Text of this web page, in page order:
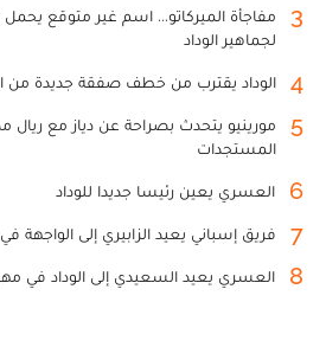
3
مفاجأة الميركاتو... اسم غير متوقع يحمل
لجماهير الوداد
4 الوداد يقترب من خطف صفقة جديدة من
5
مورينيو يتحدث بصراحة عن دياز مع ريال
المستجدات
6 العسري يعين رئيسا جديدا للوداد
7 فريق إسباني يعيد الزابيري إلى الواجهة في
8 العسري يعيد السعيدي إلى الوداد في